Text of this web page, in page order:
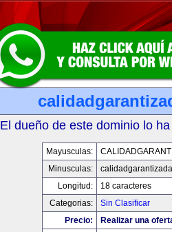
El dueño de este dominio lo
Mayusculas:
Minusculas:
Longitud:
18 caracteres
Categorias:
Sin Clasificar
Precio:
Realizar una